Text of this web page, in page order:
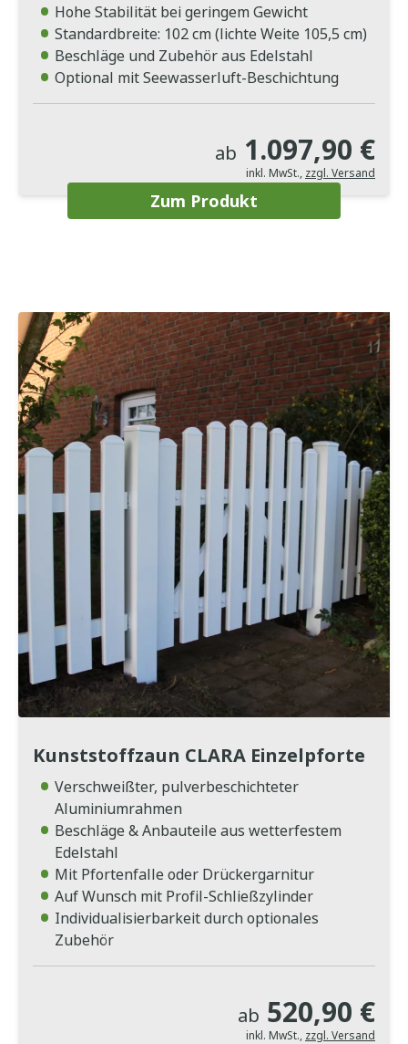
Hohe Stabilität bei geringem Gewicht
Standardbreite: 102 cm (lichte Weite 105,5 cm)
Beschläge und Zubehör aus Edelstahl
Optional mit Seewasserluft-Beschichtung
ab 1.097,90 €
inkl. MwSt., zzgl. Versand
Zum Produkt
Kunststoffzaun CLARA Einzelpforte
Verschweißter, pulverbeschichteter
Aluminiumrahmen
Beschläge & Anbauteile aus wetterfestem
Edelstahl
Mit Pfortenfalle oder Drückergarnitur
Auf Wunsch mit Profil-Schließzylinder
Individualisierbarkeit durch optionales
Zubehör
ab 520,90 €
inkl. MwSt., zzgl. Versand